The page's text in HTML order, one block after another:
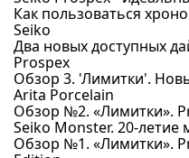
Как пользоваться
Seiko
Два новых доступных
Prospex
Обзор 3. 'Лимитки'.
Arita Porcelain
Обзор №2. «Лимитки».
Seiko Monster. 20-летие
Обзор №1. «Лимитки».